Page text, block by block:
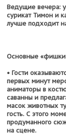
Ведущие вечера:
сурикат Тимон и
лучше подходит
Основные
• Гости
первых минут
аниматоры в
саванны и
масок животных
гость. С этого
продуманного
на сцене.